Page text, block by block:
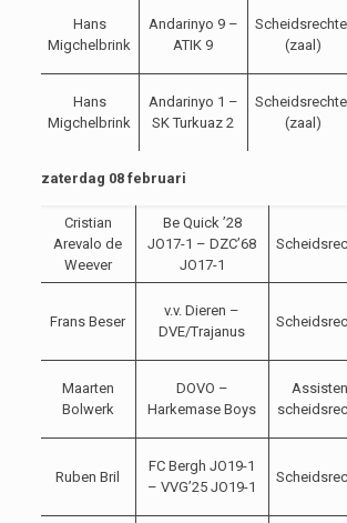
Hans
Migchelbrink
Andarinyo 9 –
ATIK 9
(zaal)
Hans
Migchelbrink
Andarinyo 1 –
SK Turkuaz 2
(zaal)
zaterdag 08 februari
Cristian
Arevalo de
Weever
Be Quick ’28
JO17-1 – DZC’68
JO17-1
Frans Beser
v.v. Dieren –
DVE/Trajanus
Maarten
Bolwerk
DOVO –
Harkemase Boys
Ruben Bril
FC Bergh JO19-1
– VVG’25 JO19-1